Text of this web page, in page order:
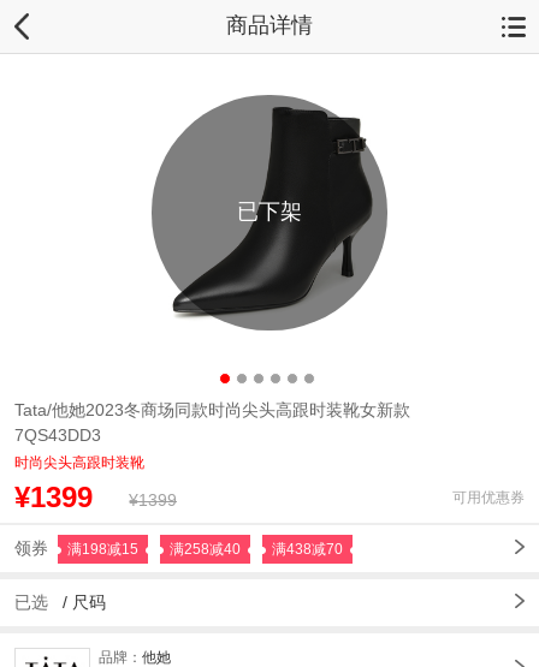
商品详情
已下架
Tata/他她2023冬商场同款时尚尖头高跟时装靴女新款
7QS43DD3
时尚尖头高跟时装靴
¥1399 ¥1399 可用优惠券
领券 满198减15 满258减40 满438减70
已选 / 尺码
品牌： 他她